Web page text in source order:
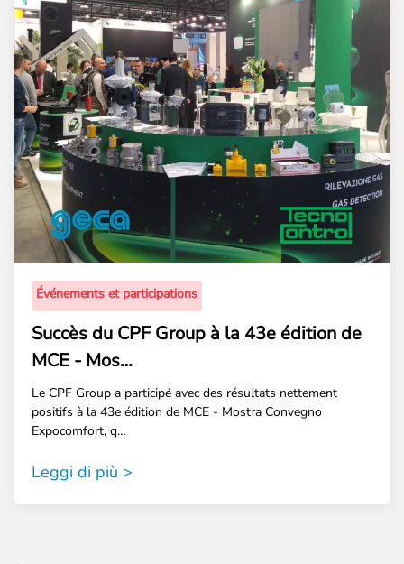
Événements et participations
Succès du CPF Group à la 43e édition de
MCE - Mos…
Le CPF Group a participé avec des résultats nettement
positifs à la 43e édition de MCE - Mostra Convegno
Expocomfort, q…
Leggi di più >